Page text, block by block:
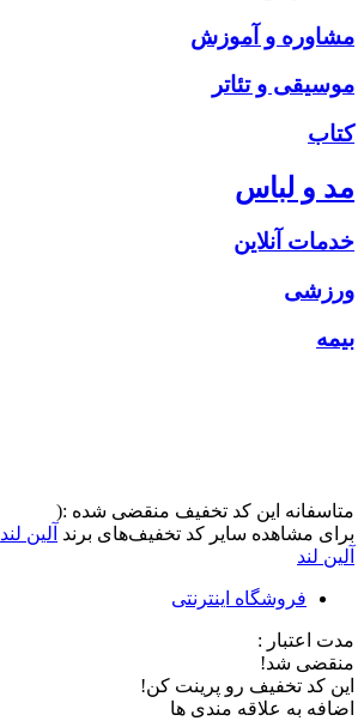
مشاوره و آموزش
موسیقی و تئاتر
کتاب
مد و لباس
خدمات آنلاین
ورزشی
بیمه
متاسفانه این کد تخفیف منقضی شده :(
برای مشاهده سایر کد تخفیف‌های برند آلین لند
آلین لند
فروشگاه اینترنتی
مدت اعتبار :
منقضی شد!
این کد تخفیف رو پرینت کن!
اضافه به علاقه مندی ها